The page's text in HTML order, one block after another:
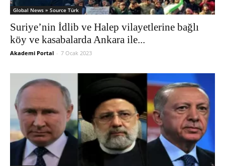
Global News » Source Türk
Suriye’nin İdlib ve Halep vilayetlerine bağlı
köy ve kasabalarda Ankara ile...
Akademi Portal - 7 Ocak 2023